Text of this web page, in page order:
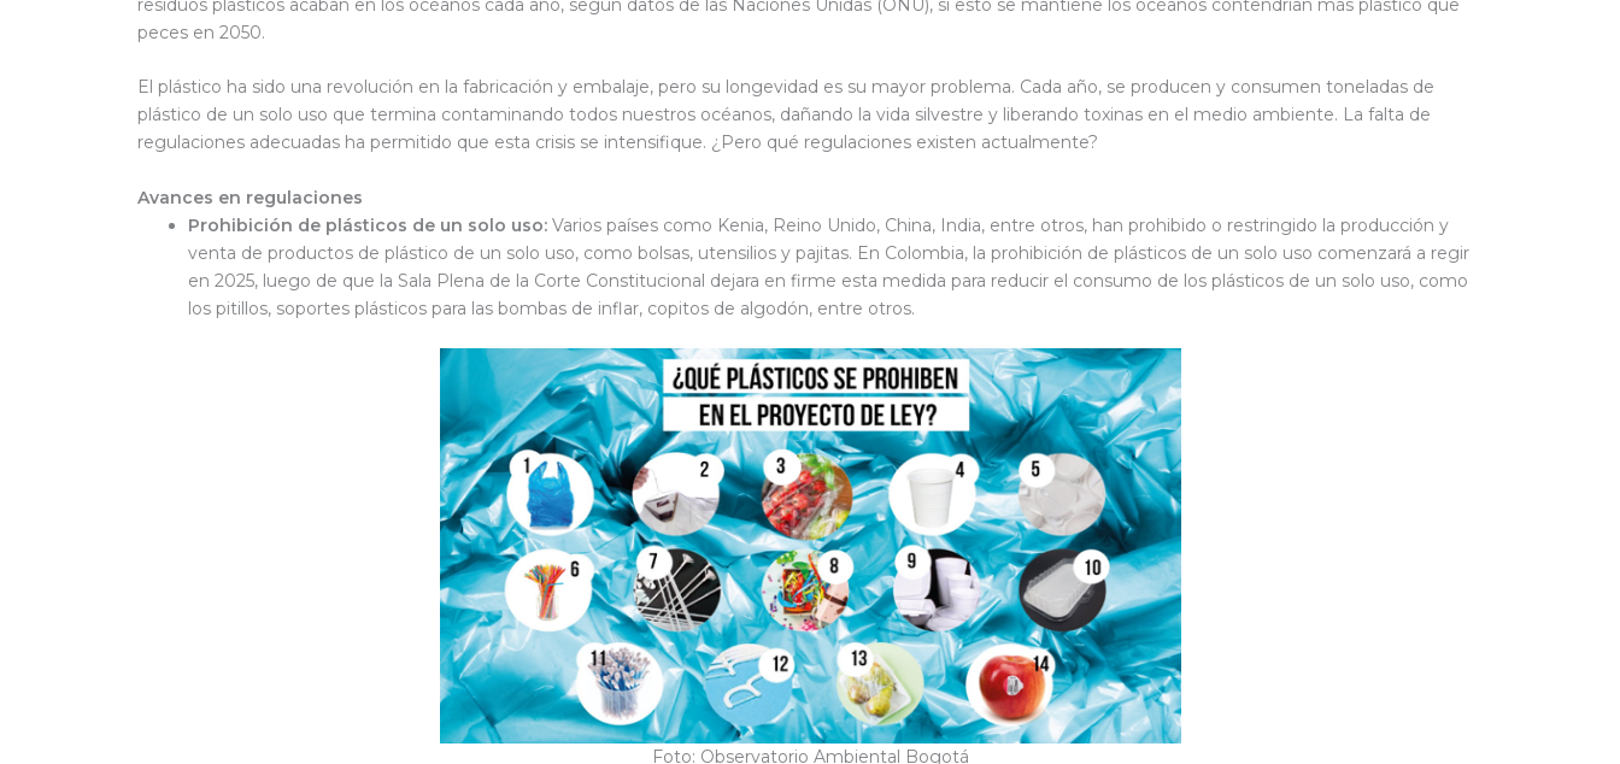
residuos plásticos acaban en los océanos cada año, según datos de las Naciones Unidas (ONU), si esto se mantiene los océanos contendrían más plástico que
peces en 2050.
El plástico ha sido una revolución en la fabricación y embalaje, pero su longevidad es su mayor problema. Cada año, se producen y consumen toneladas de
plástico de un solo uso que termina contaminando todos nuestros océanos, dañando la vida silvestre y liberando toxinas en el medio ambiente. La falta de
regulaciones adecuadas ha permitido que esta crisis se intensifique. ¿Pero qué regulaciones existen actualmente?
Avances en regulaciones
Prohibición de plásticos de un solo uso: Varios países como Kenia, Reino Unido, China, India, entre otros, han prohibido o restringido la producción y
venta de productos de plástico de un solo uso, como bolsas, utensilios y pajitas. En Colombia, la prohibición de plásticos de un solo uso comenzará a regir
en 2025, luego de que la Sala Plena de la Corte Constitucional dejara en firme esta medida para reducir el consumo de los plásticos de un solo uso, como
los pitillos, soportes plásticos para las bombas de inflar, copitos de algodón, entre otros.
Foto: Observatorio Ambiental Bogotá